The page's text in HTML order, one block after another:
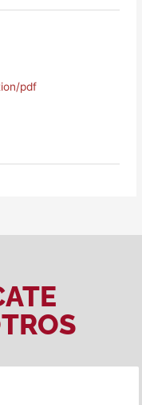
pdf